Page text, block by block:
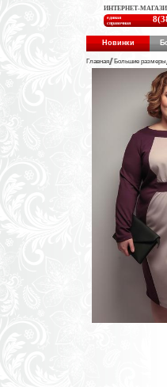
ИНТЕРНЕТ-
единая
справочная
Новинки
Главная Большие размеры